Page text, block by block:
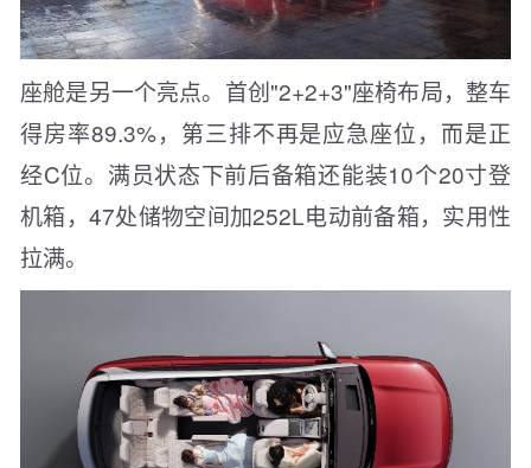
座舱是另一个亮点。首创"2+2+3"座椅布局，整车
得房率89.3%，第三排不再是应急座位，而是正
经C位。满员状态下前后备箱还能装10个20寸登
机箱，47处储物空间加252L电动前备箱，实用性
拉满。